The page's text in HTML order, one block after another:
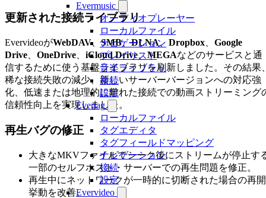
Evermusic
オーディオプレーヤー
ローカルファイル
ナビゲーション
プレイリスト
音楽ライブラリ
接続
設定
Evertag
ローカルファイル
タグエディタ
タグフィールドマッピング
ナビゲーション
接続
設定
Evervideo
更新された接続ライブラリ
EvervideoがWebDAV、SMB、DLNA、 Dropbox
Google
Drive
OneDrive iCloud Drive、MEGAなどのサービスと通
信するために使う基盤ライブラリを刷新しました。その結果
稀な接続失敗の減少、新しいサーバーバージョンへの対応強
化、低速または地理的に離れた接続での動画ストリーミング
信頼性向上を実現しました。
再生バグの修正
大きなMKVファイルでシーク後にストリームが停止す
一部のセルフホスト・サーバーでの再生問題を修正。
再生中にネットワークが一時的に切断された場合の再開
挙動を改善。